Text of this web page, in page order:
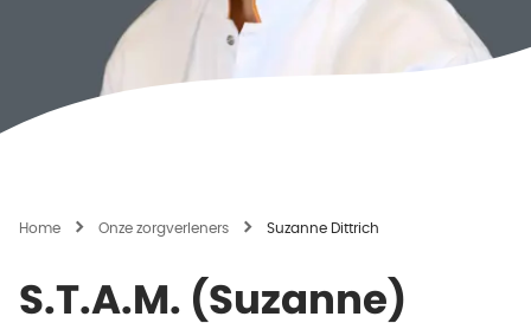
Home Onze zorgverleners Suzanne Dittrich
S.T.A.M. (Suzanne)